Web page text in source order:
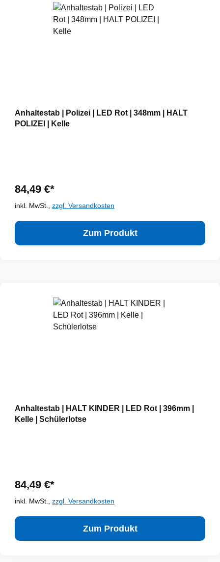
Anhaltestab | Polizei | LED Rot | 348mm | HALT
POLIZEI | Kelle
84,49 €*
inkl. MwSt., zzgl. Versandkosten
Zum Produkt
Anhaltestab | HALT KINDER | LED Rot | 396mm |
Kelle | Schülerlotse
84,49 €*
inkl. MwSt., zzgl. Versandkosten
Zum Produkt